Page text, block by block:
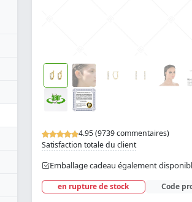
4.95 (9739 commentaires)
Satisfaction totale du client
Emballage cadeau également
en rupture de stock Code